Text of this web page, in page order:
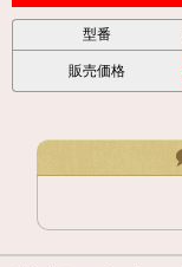
型番
販売価格